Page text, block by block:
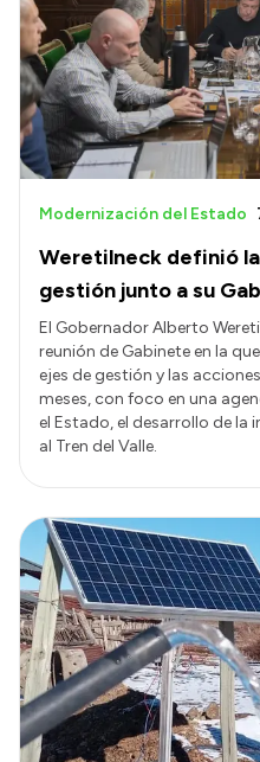
Weretilneck definió
gestión junto a su
Modernización del Estado
El Gobernador Alberto
reunión de Gabinete en la
ejes de gestión y las
meses, con foco en una
el Estado, el desarrollo de la
al Tren del Valle.